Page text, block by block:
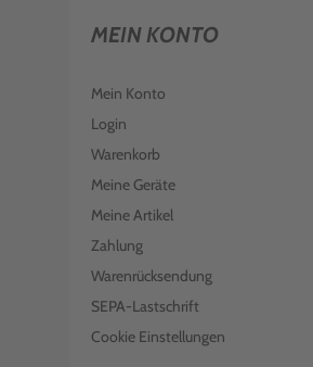
MEIN KONTO
Mein Konto
Login
Warenkorb
Meine Geräte
Meine Artikel
Zahlung
Warenrücksendung
SEPA-Lastschrift
Cookie Einstellungen